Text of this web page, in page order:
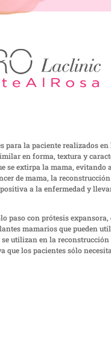
para la paciente realizados en
en forma, textura y
se extirpa la mama, evitando
de mama, la
a la enfermedad y
paso con prótesis expansora,
mamarios que pueden
utilizan en la
que los pacientes sólo